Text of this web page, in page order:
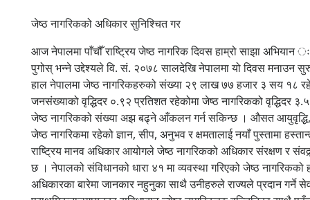
जेष्ठ नागरिकको अधिकार सुनिश्चित गर
आज नेपालमा पाँचौँ राष्ट्रिय जेष्ठ नागरिक दिवस हाम्रो साझा अभियान
पुगोस् भन्ने उद्देश्यले वि. सं. २०७८ सालदेखि नेपालमा यो दिवस मनाउन
हाल नेपालमा जेष्ठ नागरिकहरुको संख्या २९ लाख ७७ हजार ३ सय १८
जनसंख्याको वृद्धिदर ०.९२ प्रतिशत रहेकोमा जेष्ठ नागरिकको वृद्धिदर
जेष्ठ नागरिकको संख्या अझ बढ्ने आँकलन गर्न सकिन्छ । औसत आयुवृद्धि,
जेष्ठ नागरिकमा रहेको ज्ञान, सीप, अनुभव र क्षमतालाई नयाँ पुस्तामा
राष्ट्रिय मानव अधिकार आयोगले जेष्ठ नागरिकको अधिकार संरक्षण र
छ । नेपालको संविधानको धारा ४१ मा व्यवस्था गरिएको जेष्ठ
अधिकारका बारेमा जानकार नहुनुका साथै उनीहरुले राज्यले प्रदान गर्ने